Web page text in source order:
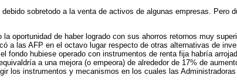
sobretodo a la venta de activos de algunas empresas. Pero
oportunidad de haber logrado con sus ahorros retornos muy
a las AFP en el octavo lugar respecto de otras alternativas de
hubiese operado con instrumentos de renta fija habría
a una mejora (o empeora) de alrededor de 17% de
los instrumentos y mecanismos en los cuales las